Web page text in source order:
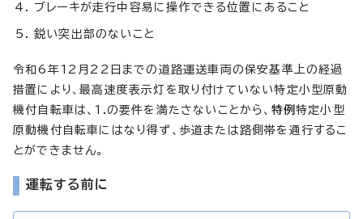
ブレーキが走行中容易に操作できる位置にあること
鋭い突出部のないこと
令和6年12月22日までの道路運送車両の保安基準上の経過
措置により、最高速度表示灯を取り付けていない特定小型原動
機付自転車は、1.の要件を満たさないことから、 特例特定小型
原動機付自転車にはなり得ず、歩道または路側帯を通行するこ
とができません。
運転する前に